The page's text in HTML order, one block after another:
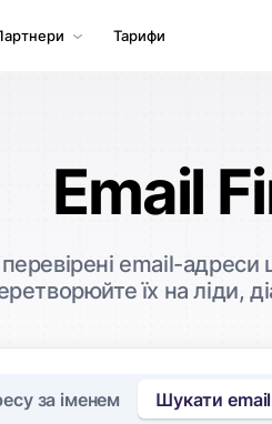
Тарифи
Email
email-адреси
їх на ліди,
за іменем Шукати